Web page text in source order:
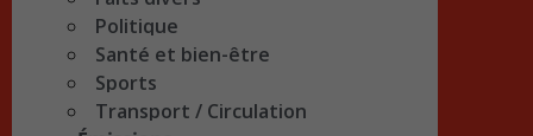
Politique
Santé et bien-être
Sports
Transport / Circulation